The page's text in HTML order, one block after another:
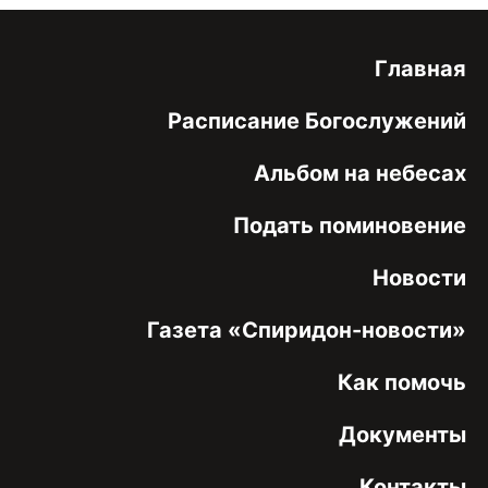
Главная
Расписание Богослужений
Альбом на небесах
Подать поминовение
Новости
Газета «Спиридон-новости»
Как помочь
Документы